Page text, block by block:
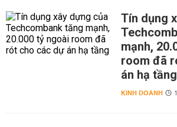
Tín dụng
mạnh,
room đã
án hạ tầng
KINH DOANH